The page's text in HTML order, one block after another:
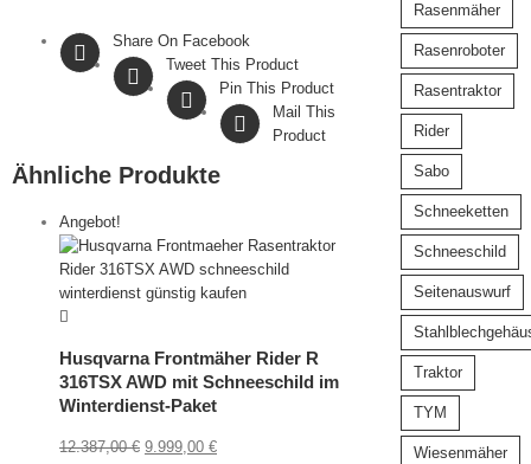
Share On Facebook
Tweet This Product
Pin This Product
Mail This
Product
Ähnliche Produkte
Angebot!
Husqvarna Frontmäher Rider R
316TSX AWD mit Schneeschild im
Winterdienst-Paket
12.387,00€ 9.999,00 €
Rasenmäher
Rasenroboter
Rasentraktor
Rider
Sabo
Schneeketten
Schneeschild
Seitenauswurf
Traktor
TYM
Wiesenmäher